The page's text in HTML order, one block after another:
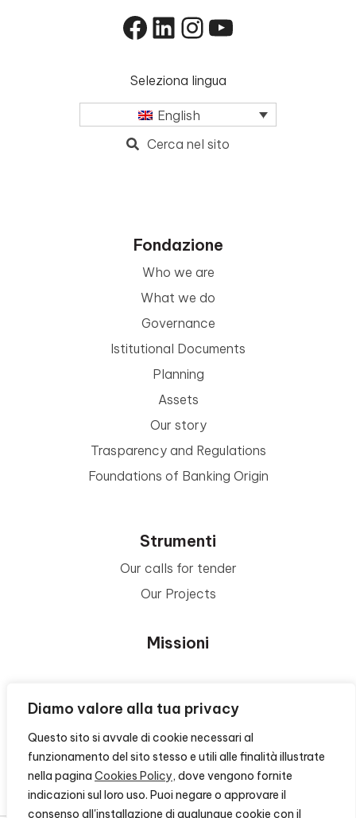
Diamo valore alla tua privacy
Questo sito si avvale di cookie necessari al
funzionamento del sito stesso e utili alle finalità illustrate
nella pagina Cookies Policy, dove vengono fornite
indicazioni sul loro uso. Puoi negare o approvare il
consenso all'installazione di qualunque cookie con il
Facebook
LinkedIn
Instagram
YouTube
Seleziona lingua
English
Cerca nel sito
Fondazione
Who we are
What we do
Governance
Istitutional Documents
Planning
Assets
Our story
Trasparency and Regulations
Foundations of Banking Origin
Strumenti
Our calls for tender
Our Projects
Missioni
Area Beneficiari
Privacy e Informative
Contacts